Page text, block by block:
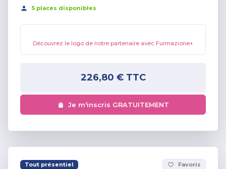
5 places disponibles
Découvrez le logo de notre partenaire avec Furmazione+
226,80 €TTC
Je m'inscris GRATUITEMENT
Tout présentiel favorite_border Favoris